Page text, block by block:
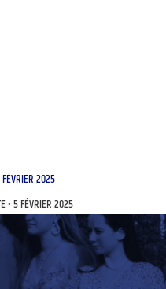
2025
5 FÉVRIER 2025